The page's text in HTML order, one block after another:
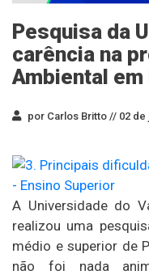
Pesquisa da
carência na
Ambiental
por Carlos Britto // 02 de
A Universidade do
realizou uma
médio e superior de
não foi nada